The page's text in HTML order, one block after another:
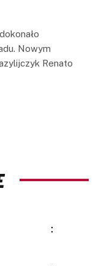
Nowym
Renato
: